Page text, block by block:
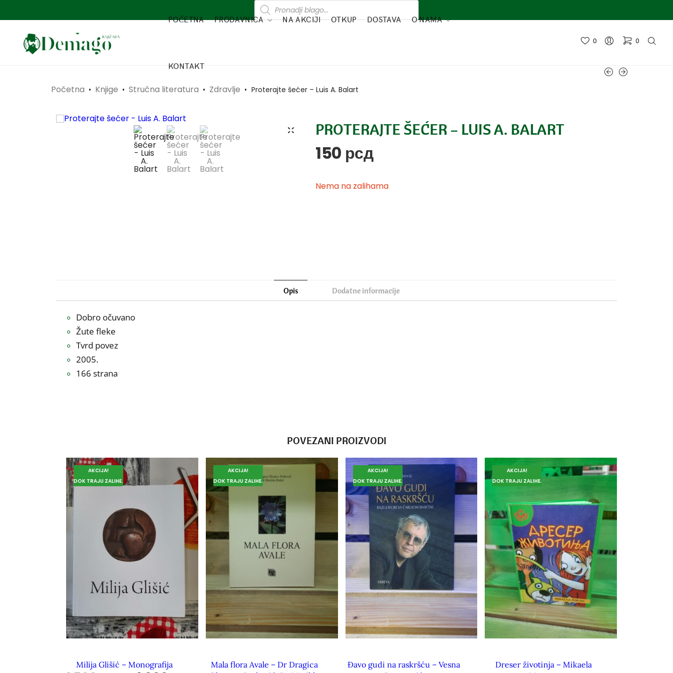
POČETNA PRODAVNICA NA AKCIJI OTKUP DOSTAVA O NAMA
KONTAKT
0 0
Početna • Knjige • Stručna literatura • Zdravlje • Proterajte šećer – Luis A. Balart
PROTERAJTE ŠEĆER – LUIS A. BALART
150 рсд
Nema na zalihama
Opis Dodatne informacije
Dobro očuvano
Žute fleke
Tvrd povez
2005.
166 strana
POVEZANI PROIZVODI
AKCIJA!
DOK TRAJU ZALIHE.
Milija Glišić – Monografija
AKCIJA!
DOK TRAJU ZALIHE.
Mala flora Avale – Dr Dragica
AKCIJA!
DOK TRAJU ZALIHE.
Đavo gudi na raskršću – Vesna
AKCIJA!
DOK TRAJU ZALIHE.
Dreser životinja – Mikaela